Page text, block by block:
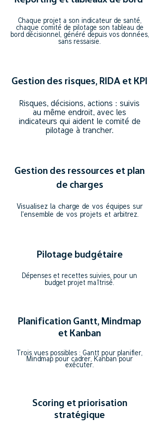
Chaque projet a son indicateur de santé,
chaque comité de pilotage son tableau de
bord décisionnel, généré depuis vos données,
sans ressaisie.
Gestion des risques, RIDA et KPI
Risques, décisions, actions : suivis
au même endroit, avec les
indicateurs qui aident le comité de
pilotage à trancher.
Gestion des ressources et plan
de charges
Visualisez la charge de vos équipes sur
l'ensemble de vos projets et arbitrez.
Pilotage budgétaire
Dépenses et recettes suivies, pour un
budget projet maîtrisé.
Planification Gantt, Mindmap
et Kanban
Trois vues possibles : Gantt pour planifier,
Mindmap pour cadrer, Kanban pour
exécuter.
Scoring et priorisation
stratégique